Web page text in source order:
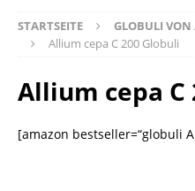
STARTSEITE GLOBULI VON
Allium cepa C 200 Globuli
Allium cepa C
[amazon bestseller=“globuli